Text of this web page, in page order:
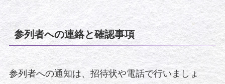
参列者への連絡と確認事項
参列者への通知は、招待状や電話で行いましょ